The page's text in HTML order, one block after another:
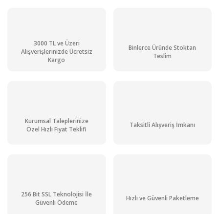
3000 TL ve Üzeri
Alışverişlerinizde Ücretsiz
Kargo
Binlerce Üründe Stoktan
Teslim
Kurumsal Taleplerinize
Özel Hızlı Fiyat Teklifi
Taksitli Alışveriş İmkanı
256 Bit SSL Teknolojisi İle
Güvenli Ödeme
Hızlı ve Güvenli Paketleme